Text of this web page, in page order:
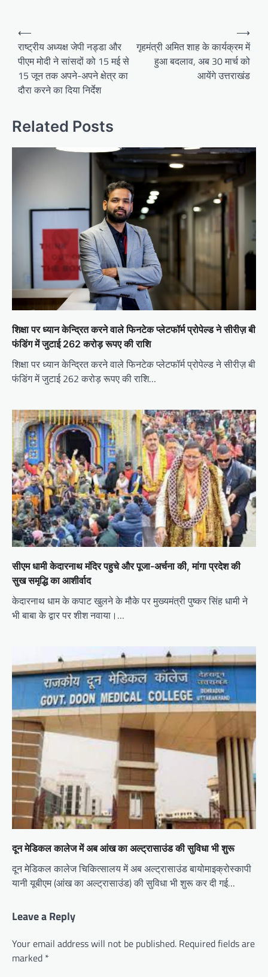
o
a
⟵
राष्ट्रीय अध्यक्ष जेपी नड्डा और
पीएम मोदी ने सांसदों को 15 मई से
15 जून तक अपने-अपने क्षेत्र का
दौरा करने का दिया निर्देश
गृहमंत्री अमित शाह के कार्यक्रम में
हुआ बदलाव, अब 30 मार्च को
आयेंगे उत्तराखंड
⟶
Related Posts
शिक्षा पर ध्यान केन्द्रित करने वाले फिनटेक प्लेटफॉर्म प्रोपेल्ड ने सीरीज़ बी
फंडिंग में जुटाई 262 करोड़ रूपए की राशि
शिक्षा पर ध्यान केन्द्रित करने वाले फिनटेक प्लेटफॉर्म प्रोपेल्ड ने सीरीज़ बी
फंडिंग में जुटाई 262 करोड़ रूपए की राशि…
सीएम धामी केदारनाथ मंदिर पहुचे और पूजा-अर्चना की, मांगा प्रदेश की
सुख समृद्धि का आशीर्वाद
केदारनाथ धाम के कपाट खुलने के मौके पर मुख्यमंत्री पुष्कर सिंह धामी ने
भी बाबा के द्वार पर शीश नवाया।…
दून मेडिकल कालेज में अब आंख का अल्ट्रासाउंड की सुविधा भी शुरू
दून मेडिकल कालेज चिकित्सालय में अब अल्ट्रासाउंड बायोमाइक्रोस्कापी
यानी यूबीएम (आंख का अल्ट्रासाउंड) की सुविधा भी शुरू कर दी गई…
Leave a Reply
Your email address will not be published. Required fields are
marked *